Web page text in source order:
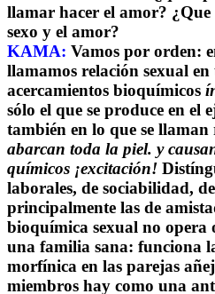
llamar hacer el amor? ¿Que
sexo y el amor?
KAMA: Vamos por orden:
llamamos relación sexual
acercamientos bioquímicos
sólo el que se produce en el
también en lo que se llaman
abarcan toda la piel. y
químicos ¡excitación!
laborales, de sociabilidad,
principalmente las de
bioquímica sexual no opera
una familia sana: funciona
morfínica en las parejas
miembros hay como una